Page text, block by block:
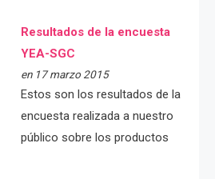
Resultados de la encuesta
YEA-SGC
en 17 marzo 2015
Estos son los resultados de la
encuesta realizada a nuestro
público sobre los productos